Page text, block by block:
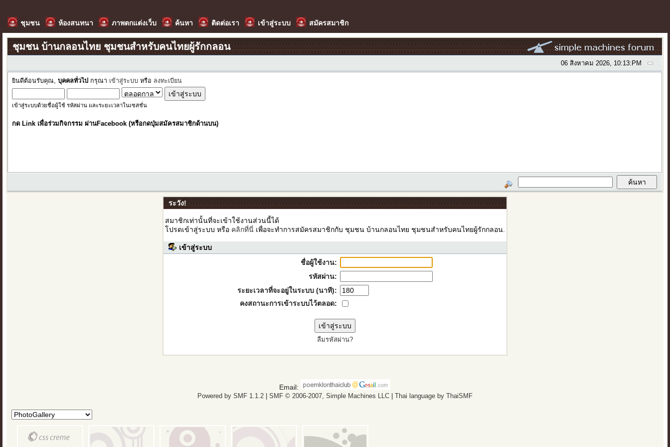
ชุมชน ห้องสนทนา ภาพตกแต่งเว็บ ค้นหา ติดต่อเรา เข้าสู่ระบบ สมัครสมาชิก
ชุมชน บ้านกลอนไทย ชุมชนสำหรับคนไทยผู้รักกลอน
06 สิงหาคม 2026, 10:13:PM
ยินดีต้อนรับคุณ,บุคคลทั่วไป กรุณา เข้าสู่ระบบ หรือ ลงทะเบียน
เข้าสู่ระบบด้วยชื่อผู้ใช้ รหัสผ่าน และระยะเวลาในเซสชั่น
กด Link เพื่อร่วมกิจกรรม ผ่านFacebook (หรือกดปุ่มสมัครสมาชิกด้านบน)
ระวัง!
สมาชิกเท่านั้นที่จะเข้าใช้งานส่วนนี้ได้
โปรดเข้าสู่ระบบ หรือ คลิกที่นี่เพื่อจะทำการสมัครสมาชิกกับ ชุมชน บ้านกลอนไทย ชุมชนสำหรับคนไทยผู้รักกลอน.
เข้าสู่ระบบ
ชื่อผู้ใช้งาน:
รหัสผ่าน:
ระยะเวลาที่จะอยู่ในระบบ (นาที):
คงสถานะการเข้าระบบไว้ตลอด:
ลืมรหัสผ่าน?
Email:
Powered by SMF 1.1.2| SMF © 2006-2007, Simple Machines LLC| Thai language by ThaiSMF